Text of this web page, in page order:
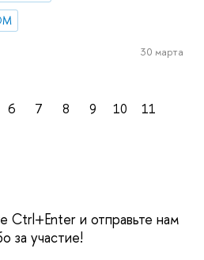
30 марта
6 7 8 9 10
11
Ctrl+Enter и отправьте нам
за участие!